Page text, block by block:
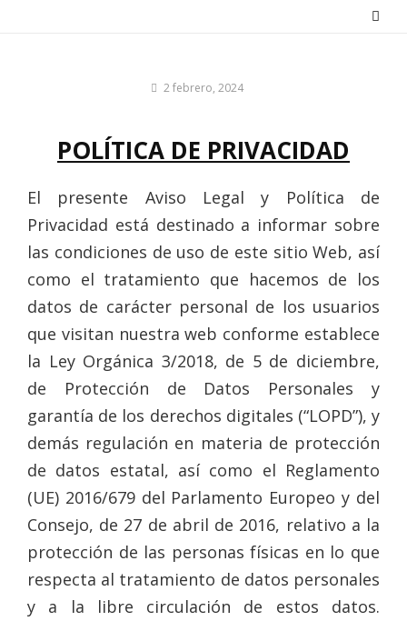
Por2 febrero, 2024
POLÍTICA DE PRIVACIDAD
El presente Aviso Legal y Política de
Privacidad está destinado a informar sobre
las condiciones de uso de este sitio Web, así
como el tratamiento que hacemos de los
datos de carácter personal de los usuarios
que visitan nuestra web conforme establece
la Ley Orgánica 3/2018, de 5 de diciembre,
de Protección de Datos Personales y
garantía de los derechos digitales (“LOPD”), y
demás regulación en materia de protección
de datos estatal, así como el Reglamento
(UE) 2016/679 del Parlamento Europeo y del
Consejo, de 27 de abril de 2016, relativo a la
protección de las personas físicas en lo que
respecta al tratamiento de datos personales
y a la libre circulación de estos datos.